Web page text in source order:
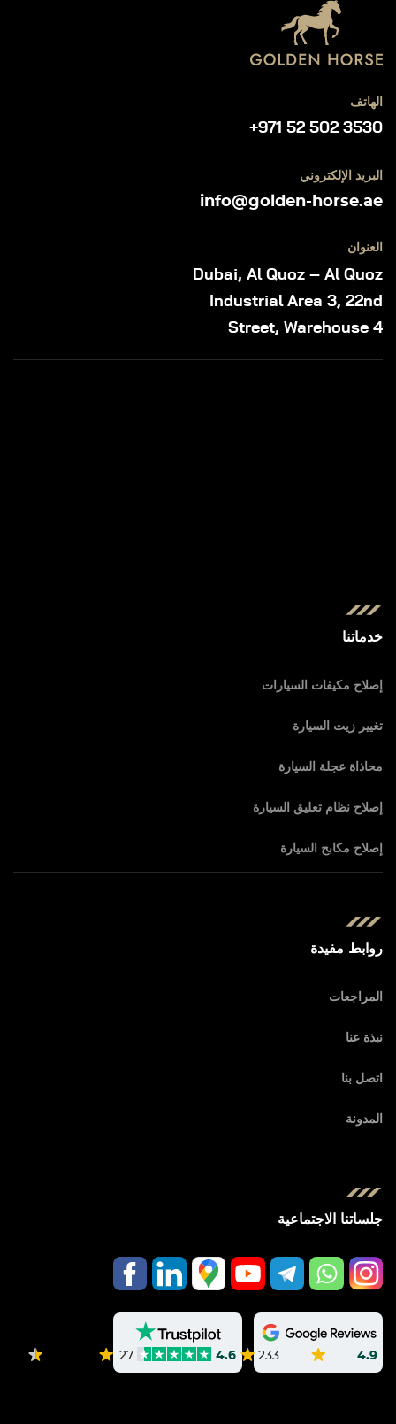
الهاتف
+971 52 502 3530
البريد الإلكتروني
info@golden-horse.ae
العنوان
Dubai, Al Quoz – Al Quoz
Industrial Area 3, 22nd
Street, Warehouse 4
خدماتنا
إصلاح مكيفات السيارات
تغيير زيت السيارة
محاذاة عجلة السيارة
إصلاح نظام تعليق السيارة
إصلاح مكابح السيارة
روابط مفيدة
المراجعات
نبذة عنا
اتصل بنا
المدونة
جلساتنا الاجتماعية
4.9
233
4.6
27